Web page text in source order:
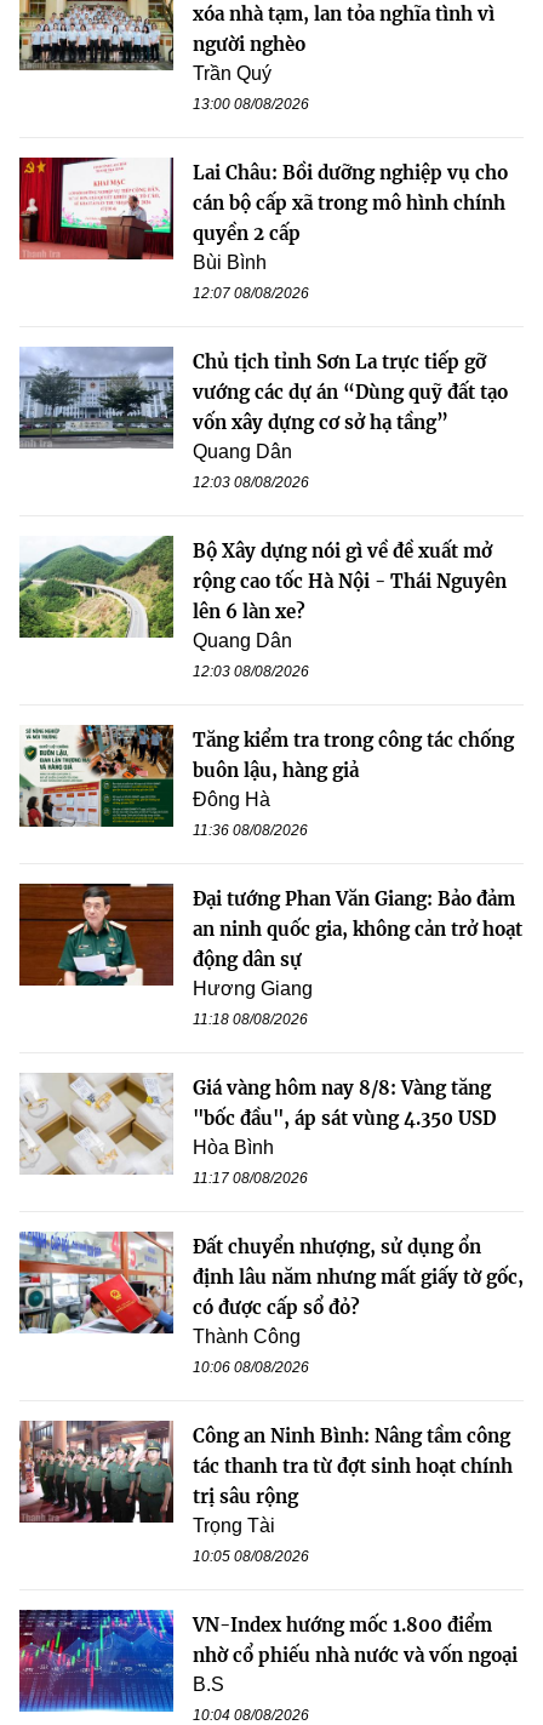
xóa nhà tạm, lan tỏa nghĩa tình vì
người nghèo
Trần Quý
13:00 08/08/2026
Lai Châu: Bồi dưỡng nghiệp vụ cho
cán bộ cấp xã trong mô hình chính
quyền 2 cấp
Bùi Bình
12:07 08/08/2026
Chủ tịch tỉnh Sơn La trực tiếp gỡ
vướng các dự án “Dùng quỹ đất tạo
vốn xây dựng cơ sở hạ tầng”
Quang Dân
12:03 08/08/2026
Bộ Xây dựng nói gì về đề xuất mở
rộng cao tốc Hà Nội - Thái Nguyên
lên 6 làn xe?
Quang Dân
12:03 08/08/2026
Tăng kiểm tra trong công tác chống
buôn lậu, hàng giả
Đông Hà
11:36 08/08/2026
Đại tướng Phan Văn Giang: Bảo đảm
an ninh quốc gia, không cản trở hoạt
động dân sự
Hương Giang
11:18 08/08/2026
Giá vàng hôm nay 8/8: Vàng tăng
"bốc đầu", áp sát vùng 4.350 USD
Hòa Bình
11:17 08/08/2026
Đất chuyển nhượng, sử dụng ổn
định lâu năm nhưng mất giấy tờ gốc,
có được cấp sổ đỏ?
Thành Công
10:06 08/08/2026
Công an Ninh Bình: Nâng tầm công
tác thanh tra từ đợt sinh hoạt chính
trị sâu rộng
Trọng Tài
10:05 08/08/2026
VN-Index hướng mốc 1.800 điểm
nhờ cổ phiếu nhà nước và vốn ngoại
B.S
10:04 08/08/2026